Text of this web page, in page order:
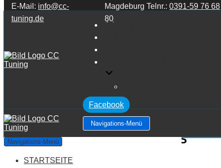
Zum Inhalt springen
E-Mail: info@cc-
tuning.de
Magdeburg Telnr.:0391-59 76 68
80
STARTSEITE
Facebook
Navigations-Menü
Navigations-Menü
STARTSEITE
Mercedes Benz S Klasse W222 S
Klasse S400